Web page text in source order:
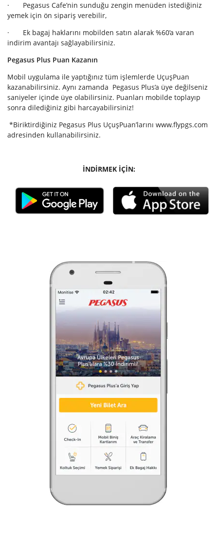
· Pegasus Cafe’nin sunduğu zengin menüden istediğiniz
yemek için ön sipariş verebilir,
· Ek bagaj haklarını mobilden satın alarak %60’a varan
indirim avantajı sağlayabilirsiniz.
Pegasus Plus Puan Kazanın
Mobil uygulama ile yaptığınız tüm işlemlerde UçuşPuan
kazanabilirsiniz. Aynı zamanda Pegasus Plus’a üye değilseniz
saniyeler içinde üye olabilirsiniz. Puanları mobilde toplayıp
sonra dilediğiniz gibi harcayabilirsiniz!
*Biriktirdiğiniz Pegasus Plus UçuşPuan’larını www.flypgs.com
adresinden kullanabilirsiniz.
İNDİRMEK İÇİN: